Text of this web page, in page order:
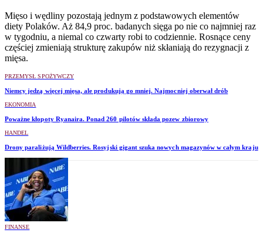
Mięso i wędliny pozostają jednym z podstawowych elementów
diety Polaków. Aż 84,9 proc. badanych sięga po nie co najmniej raz
w tygodniu, a niemal co czwarty robi to codziennie. Rosnące ceny
częściej zmieniają strukturę zakupów niż skłaniają do rezygnacji z
mięsa.
PRZEMYSŁ SPOŻYWCZY
Niemcy jedzą więcej mięsa, ale produkują go mniej. Najmocniej oberwał drób
EKONOMIA
Poważne kłopoty Ryanaira. Ponad 260 pilotów składa pozew zbiorowy
HANDEL
Drony paraliżują Wildberries. Rosyjski gigant szuka nowych magazynów w całym kraju
FINANSE